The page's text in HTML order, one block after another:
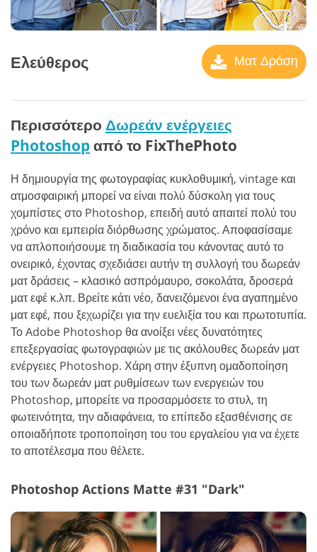
Ελεύθερος Ματ Δράση
Περισσότερο Δωρεάν ενέργειες
Photoshopαπό το FixThePhoto
Η δημιουργία της φωτογραφίας κυκλοθυμική, vintage και
ατμοσφαιρική μπορεί να είναι πολύ δύσκολη για τους
χομπίστες στο Photoshop, επειδή αυτό απαιτεί πολύ του
χρόνο και εμπειρία διόρθωσης χρώματος. Αποφασίσαμε
να απλοποιήσουμε τη διαδικασία του κάνοντας αυτό το
ονειρικό, έχοντας σχεδιάσει αυτήν τη συλλογή του δωρεάν
ματ δράσεις – κλασικό ασπρόμαυρο, σοκολάτα, δροσερά
ματ εφέ κ.λπ. Βρείτε κάτι νέο, δανειζόμενοι ένα αγαπημένο
ματ εφέ, που ξεχωρίζει για την ευελιξία του και πρωτοτυπία.
Το Adobe Photoshop θα ανοίξει νέες δυνατότητες
επεξεργασίας φωτογραφιών με τις ακόλουθες δωρεάν ματ
ενέργειες Photoshop. Χάρη στην έξυπνη ομαδοποίηση
του των δωρεάν ματ ρυθμίσεων των ενεργειών του
Photoshop, μπορείτε να προσαρμόσετε το στυλ, τη
φωτεινότητα, την αδιαφάνεια, το επίπεδο εξασθένισης σε
οποιαδήποτε τροποποίηση του του εργαλείου για να έχετε
το αποτέλεσμα που θέλετε.
Photoshop Actions Matte #31 "Dark"